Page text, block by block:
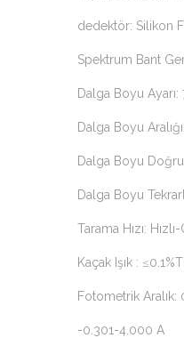
dedektör: Silikon
Spektrum Bant
Dalga Boyu
Dalga Boyu
Dalga Boyu
Dalga Boyu
Tarama Hızı:
Kaçak Işık :
Fotometrik
-0.301-4.000 A